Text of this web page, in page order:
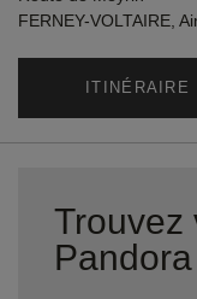
FERNEY-VOLTAIRE,
ITINÉRAIRE
Trouvez